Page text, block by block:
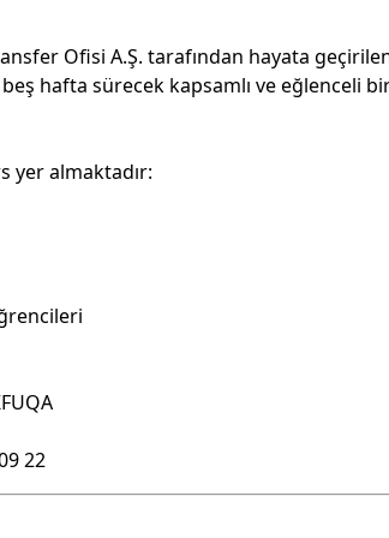
Ofisi A.Ş. tarafından hayata
hafta sürecek kapsamlı ve eğlenceli
yer almaktadır:
22